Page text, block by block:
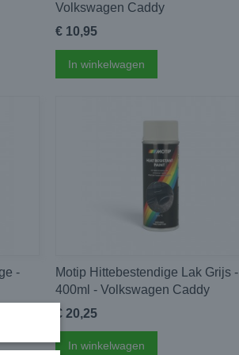
Volkswagen Caddy
€ 10,95
In winkelwagen
-
Motip Hittebestendige Lak Grijs -
400ml - Volkswagen Caddy
€ 20,25
In winkelwagen